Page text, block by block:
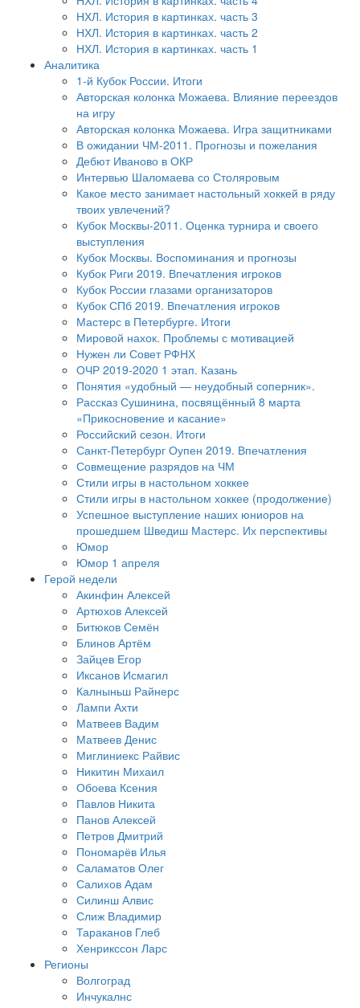
НХЛ. История в картинках. часть 3
НХЛ. История в картинках. часть 2
НХЛ. История в картинках. часть 1
Аналитика
1-й Кубок России. Итоги
Авторская колонка Можаева. Влияние переездов
на игру
Авторская колонка Можаева. Игра защитниками
В ожидании ЧМ-2011. Прогнозы и пожелания
Дебют Иваново в ОКР
Интервью Шаломаева со Столяровым
Какое место занимает настольный хоккей в ряду
твоих увлечений?
Кубок Москвы-2011. Оценка турнира и своего
выступления
Кубок Москвы. Воспоминания и прогнозы
Кубок Риги 2019. Впечатления игроков
Кубок России глазами организаторов
Кубок СПб 2019. Впечатления игроков
Мастерс в Петербурге. Итоги
Мировой нахок. Проблемы с мотивацией
Нужен ли Совет РФНХ
ОЧР 2019-2020 1 этап. Казань
Понятия «удобный — неудобный соперник».
Рассказ Сушинина, посвящённый 8 марта
«Прикосновение и касание»
Российский сезон. Итоги
Санкт-Петербург Оупен 2019. Впечатления
Совмещение разрядов на ЧМ
Стили игры в настольном хоккее
Стили игры в настольном хоккее (продолжение)
Успешное выступление наших юниоров на
прошедшем Шведиш Мастерс. Их перспективы
Юмор
Юмор 1 апреля
Герой недели
Акинфин Алексей
Артюхов Алексей
Битюков Семён
Блинов Артём
Зайцев Егор
Иксанов Исмагил
Калныньш Райнерс
Лампи Ахти
Матвеев Вадим
Матвеев Денис
Миглиниекс Райвис
Никитин Михаил
Обоева Ксения
Павлов Никита
Панов Алексей
Петров Дмитрий
Пономарёв Илья
Саламатов Олег
Салихов Адам
Силинш Алвис
Слиж Владимир
Тараканов Глеб
Хенрикссон Ларс
Регионы
Волгоград
Инчукалнс